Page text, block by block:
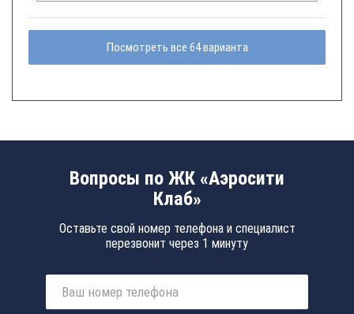
Посмотреть все 64 варианта
Вопросы по ЖК «Аэросити
Клаб»
Оставьте свой номер телефона и специалист
перезвонит через 1 минуту